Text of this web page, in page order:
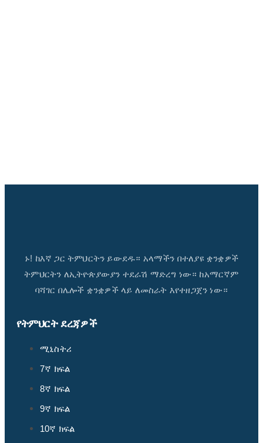
ኑ! ከእኛ ጋር ትምህርትን ይውደዱ። አላማችን በተለያዩ ቋንቋዎች
ትምህርትን ለኢትዮጵያውያን ተደራሽ ማድረግ ነው። ከአማርኛም
ባሻገር በሌሎች ቋንቋዎች ላይ ለመስራት እየተዘጋጀን ነው።
የትምህርት ደረጃዎች
ሚኒስትሪ
7ኛ ክፍል
8ኛ ክፍል
9ኛ ክፍል
10ኛ ክፍል